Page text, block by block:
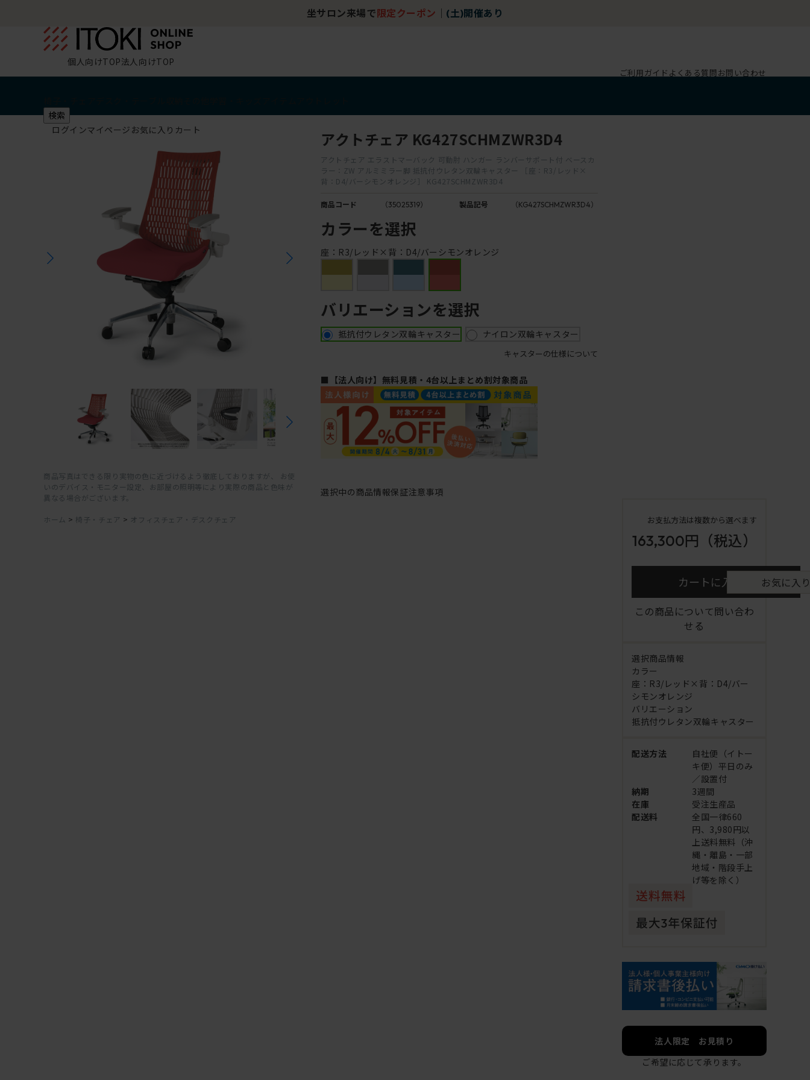
坐サロン来場で 限定クーポン (土)開催あり
個人向けTOP法人向けTOP
ご利用ガイド よくある質問お問い合わせ
検索
ログインマイページ お気に入り カート
商品写真はできる限り実物の色に近づけるよう徹底しておりますが、 お使
いのデバイス・モニター設定、お部屋の照明等により実際の商品と色味が
異なる場合がございます。
ホーム > 椅子・チェア > オフィスチェア・デスクチェア
アクトチェア KG427SCHMZWR3D4
アクトチェア エラストマーバック 可動肘 ハンガー ランバーサポート付 ベースカ
ラー：ZW アルミミラー脚 抵抗付ウレタン双輪キャスター ［座：R3/レッド×
背：D4/バーシモンオレンジ］ KG427SCHMZWR3D4
商品コード （35025319） 製品記号 （KG427SCHMZWR3D4）
カラーを選択
座：R3/レッド×背：D4/バーシモンオレンジ
バリエーションを選択
抵抗付ウレタン双輪キャスター ナイロン双輪キャスター
キャスターの仕様について
■【法人向け】無料見積・4台以上まとめ割対象商品
選択中の商品情報保証注意事項
お支払方法は複数から選べます
163,300円 （税込）
カートに入れる お気に入
この商品について問い合わ
せる
選択商品情報
カラー
座：R3/レッド×背：D4/バー
シモンオレンジ
バリエーション
抵抗付ウレタン双輪キャスター
配送方法
自社便（イトー
キ便）平日のみ
／設置付
納期
3週間
在庫
受注生産品
配送料
全国一律660
円、3,980円以
上送料無料（沖
縄・離島・一部
地域・階段手上
げ等を除く）
法人限定 お見積り
ご希望に応じて承ります。